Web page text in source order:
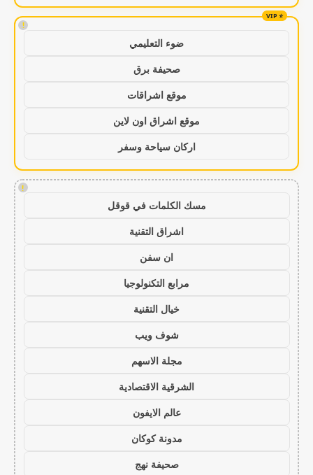
!
ضوء التعليمي
صحيفة برق
موقع اشراقات
موقع اشراق اون لاين
اركان سياحة وسفر
!
مسك الكلمات في قوقل
اشراق التقنية
ان سفن
مرابع التكنولوجيا
خيال التقنية
شوف ويب
مجلة الاسهم
الشرقية الاقتصادية
عالم الايفون
مدونة كوكان
صحيفة نهج